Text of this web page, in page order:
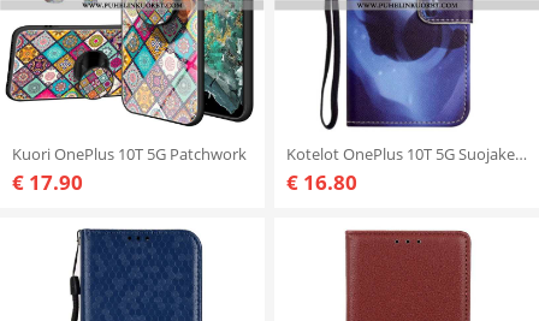
Kuori OnePlus 10T 5G Patchwork
€ 17.90
Kotelot OnePlus 10T 5G Suojaketju Kuori Strappy Space Panda
€ 16.80